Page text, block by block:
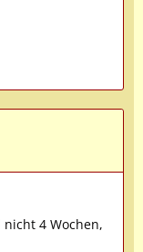
4 Wochen,